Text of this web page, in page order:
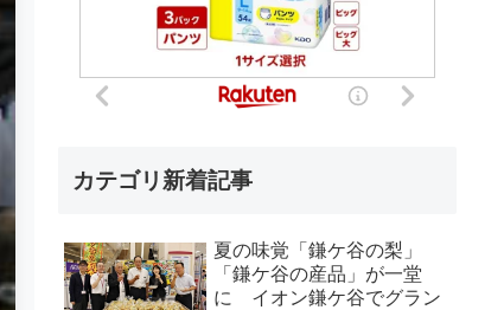
カテゴリ新着記事
夏の味覚「鎌ケ谷の梨」
「鎌ケ谷の産品」が一堂
に イオン鎌ケ谷でグラン